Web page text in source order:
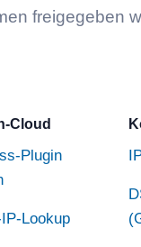
freigegeben
Cloud
Plugin
Lookup